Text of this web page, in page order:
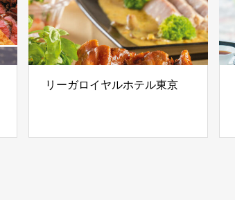
リーガロイヤルホテル東京